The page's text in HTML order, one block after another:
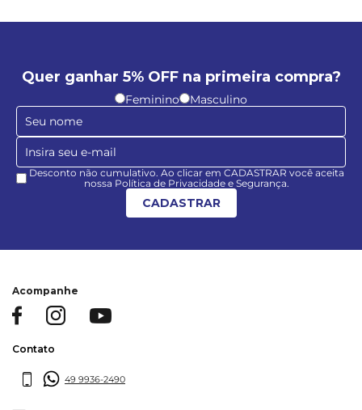
Quer ganhar 5% OFF na primeira compra?
Feminino Masculino
Desconto não cumulativo. Ao clicar em CADASTRAR você aceita
nossa Política de Privacidade e Segurança.
CADASTRAR
Acompanhe
Contato
49 9936-2490